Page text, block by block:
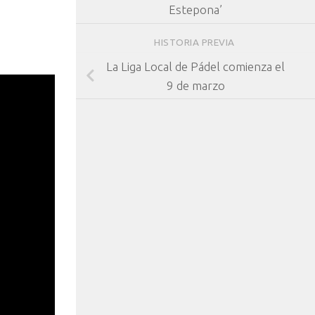
Estepona’
HISTORIA PREVIA
La Liga Local de Pádel comienza el
9 de marzo